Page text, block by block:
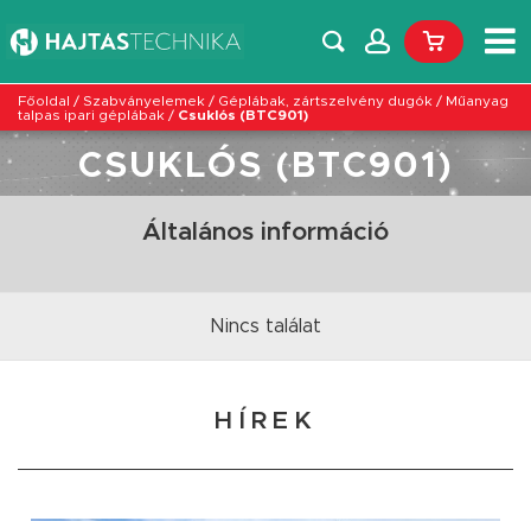
Főoldal / Szabványelemek / Géplábak, zártszelvény dugók / Műanyag
talpas ipari géplábak / Csuklós (BTC901)
CSUKLÓS (BTC901)
Általános információ
Nincs találat
HÍREK